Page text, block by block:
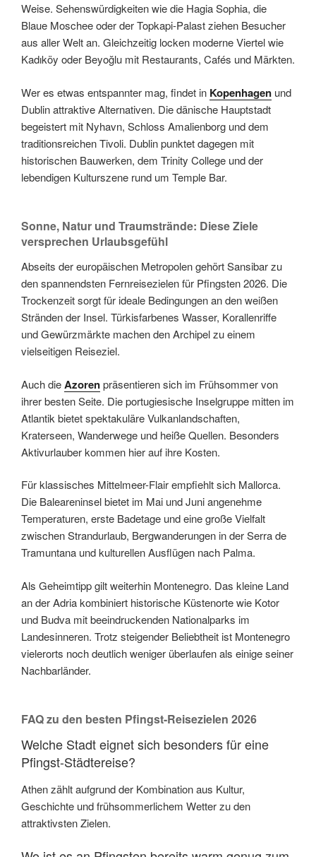
Weise. Sehenswürdigkeiten wie die Hagia Sophia, die
Blaue Moschee oder der Topkapi-Palast ziehen Besucher
aus aller Welt an. Gleichzeitig locken moderne Viertel wie
Kadıköy oder Beyoğlu mit Restaurants, Cafés und Märkten.
Wer es etwas entspannter mag, findet in Kopenhagen und
Dublin attraktive Alternativen. Die dänische Hauptstadt
begeistert mit Nyhavn, Schloss Amalienborg und dem
traditionsreichen Tivoli. Dublin punktet dagegen mit
historischen Bauwerken, dem Trinity College und der
lebendigen Kulturszene rund um Temple Bar.
Sonne, Natur und Traumstrände: Diese Ziele
versprechen Urlaubsgefühl
Abseits der europäischen Metropolen gehört Sansibar zu
den spannendsten Fernreisezielen für Pfingsten 2026. Die
Trockenzeit sorgt für ideale Bedingungen an den weißen
Stränden der Insel. Türkisfarbenes Wasser, Korallenriffe
und Gewürzmärkte machen den Archipel zu einem
vielseitigen Reiseziel.
Auch dieAzorenpräsentieren sich im Frühsommer von
ihrer besten Seite. Die portugiesische Inselgruppe mitten im
Atlantik bietet spektakuläre Vulkanlandschaften,
Kraterseen, Wanderwege und heiße Quellen. Besonders
Aktivurlauber kommen hier auf ihre Kosten.
Für klassisches Mittelmeer-Flair empfiehlt sich Mallorca.
Die Baleareninsel bietet im Mai und Juni angenehme
Temperaturen, erste Badetage und eine große Vielfalt
zwischen Strandurlaub, Bergwanderungen in der Serra de
Tramuntana und kulturellen Ausflügen nach Palma.
Als Geheimtipp gilt weiterhin Montenegro. Das kleine Land
an der Adria kombiniert historische Küstenorte wie Kotor
und Budva mit beeindruckenden Nationalparks im
Landesinneren. Trotz steigender Beliebtheit ist Montenegro
vielerorts noch deutlich weniger überlaufen als einige seiner
Nachbarländer.
FAQ zu den besten Pfingst-Reisezielen 2026
Welche Stadt eignet sich besonders für eine
Pfingst-Städtereise?
Athen zählt aufgrund der Kombination aus Kultur,
Geschichte und frühsommerlichem Wetter zu den
attraktivsten Zielen.